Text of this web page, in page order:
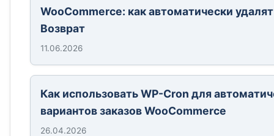
WooCommerce: как автоматически
Возврат
11.06.2026
Как использовать WP-Cron для
вариантов заказов WooCommerce
26.04.2026